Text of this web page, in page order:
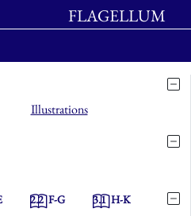
FLAGELLUM
Illustrations
2.2F-G 3.1H-K